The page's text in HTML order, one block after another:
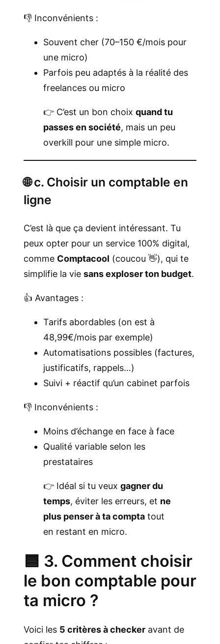
👎 Inconvénients :
Souvent cher (70–150 €/mois pour
une micro)
Parfois peu adaptés à la réalité des
freelances ou micro
👉 C’est un bon choix quand tu
passes en société, mais un peu
overkill pour une simple micro.
🌐 c. Choisir un comptable en
ligne
C’est là que ça devient intéressant. Tu
peux opter pour un service 100% digital,
comme Comptacool (coucou 👋), qui te
simplifie la vie sans exploser ton budget.
👍 Avantages :
Tarifs abordables (on est à
48,99€/mois par exemple)
Automatisations possibles (factures,
justificatifs, rappels…)
Suivi + réactif qu’un cabinet parfois
👎 Inconvénients :
Moins d’échange en face à face
Qualité variable selon les
prestataires
👉 Idéal si tu veux gagner du
temps, éviter les erreurs, et ne
plus penser à ta compta tout
en restant en micro.
🟦 3. Comment choisir
le bon comptable pour
ta micro ?
Voici les 5 critères à checker avant de